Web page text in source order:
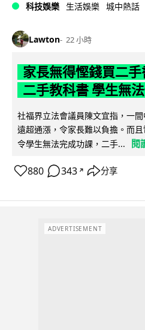
科技娛樂 生活娛樂 城中熱話
Lawton 22 小時
家長無得慳錢買二
二手教科書 學生無
社福界立法會議員陳文宜指，一
遠超通漲，令家長難以負擔。而
令學生無法完成功課，二手...
閱
880 343 ↗ 分享
ADVERTISEMENT